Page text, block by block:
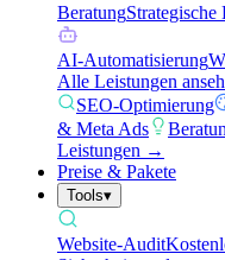
Beratung
AI-Automatisierung
Alle Leistungen
SEO-Optimierung
& Meta Ads
Leistungen →
Preise & Pakete
Tools▾
Website-Audit